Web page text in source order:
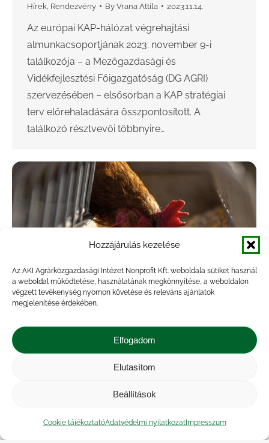
Hozzájárulás kezelése
Az AKI Agrárközgazdasági Intézet Nonprofit Kft. weboldala sütiket használ
a weboldal működtetése, használatának megkönnyítése, a weboldalon
végzett tevékenység nyomon követése és releváns ajánlatok
megjelenítése érdekében.
Elfogadom
Elutasítom
Beállítások
Cookie tájékoztatóAdatvédelmi nyilatkozatImpresszum
Hírek Rendezvény By Vrana Attila 2023.11.14.
Az európai KAP-hálózat végrehajtási
almunkacsoportjának 2023. november 9-i
találkozója – a Mezőgazdasági és
Vidékfejlesztési Főigazgatóság (DG AGRI)
szervezésében – elsősorban a KAP stratégiai
terv előrehaladására összpontosított. A
találkozó résztvevői többnyire…
Magyarországon 500 ezer tonna (élősúly)